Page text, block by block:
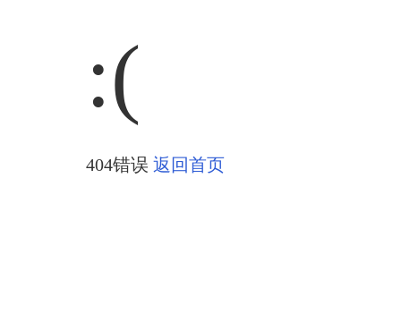
:(
404错误 返回首页